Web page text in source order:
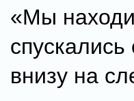
«Мы
внизу на